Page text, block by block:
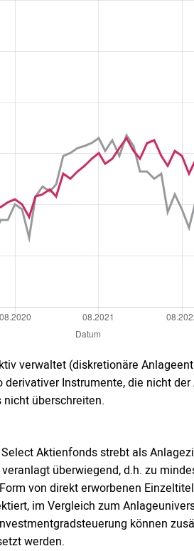
verwaltet (diskretionäre
derivativer Instrumente, die nicht
überschreiten.
Select Aktienfonds strebt als
überwiegend, d.h. zu
von direkt erworbenen
im Vergleich zum
können
werden.